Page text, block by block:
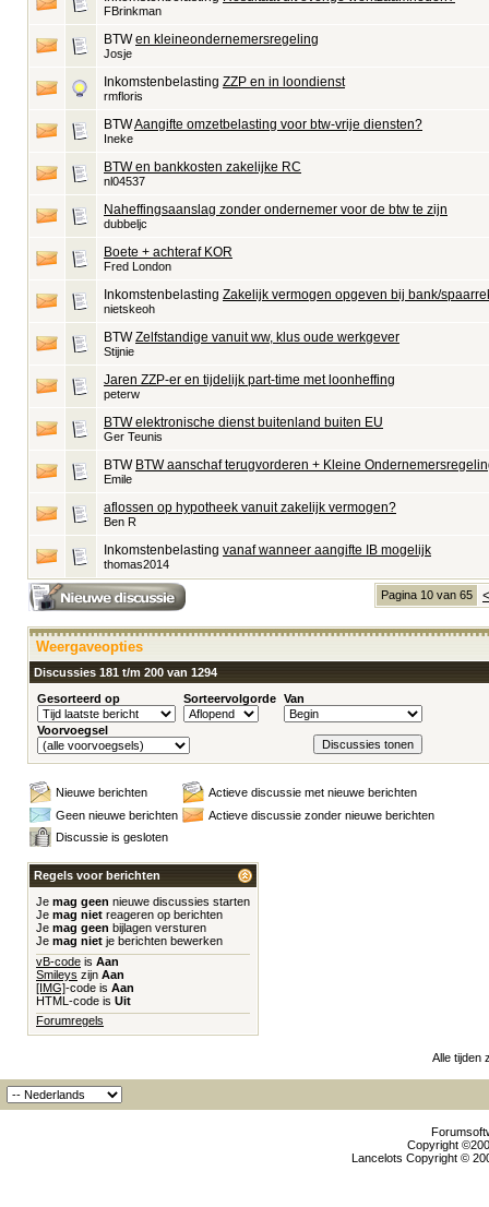
FBrinkman
BTWen kleineondernemersregeling
Josje
Inkomstenbelasting ZZP en in loondienst
rmfloris
BTWAangifte omzetbelasting voor btw-vrije diensten?
Ineke
BTW en bankkosten zakelijke RC
nl04537
Naheffingsaanslag zonder ondernemer voor de btw te zijn
dubbeljc
Boete + achteraf KOR
Fred London
Inkomstenbelasting Zakelijk vermogen opgeven bij bank/
nietskeoh
BTWZelfstandige vanuit ww, klus oude werkgever
Stijnie
Jaren ZZP-er en tijdelijk part-time met loonheffing
peterw
BTW elektronische dienst buitenland buiten EU
Ger Teunis
BTW BTW aanschaf terugvorderen + Kleine
Emile
aflossen op hypotheek vanuit zakelijk vermogen?
Ben R
Inkomstenbelasting vanaf wanneer aangifte IB mogelijk
thomas2014
Pagina 10 van 65
Weergaveopties
Discussies 181 t/m 200 van 1294
Gesorteerd op
Sorteervolgorde Van
Voorvoegsel
Nieuwe berichten
Actieve discussie met nieuwe berichten
Geen nieuwe berichten
Actieve discussie zonder nieuwe berichten
Discussie is gesloten
Regels voor berichten
Je mag geen nieuwe discussies starten
Je mag niet reageren op berichten
Je mag geen bijlagen versturen
Je mag niet je berichten bewerken
vB-code is Aan
Smileys zijn Aan
[IMG]-code is Aan
HTML-code is Uit
Forumregels
Alle tijden
Copyright
Lancelots Copyright ©